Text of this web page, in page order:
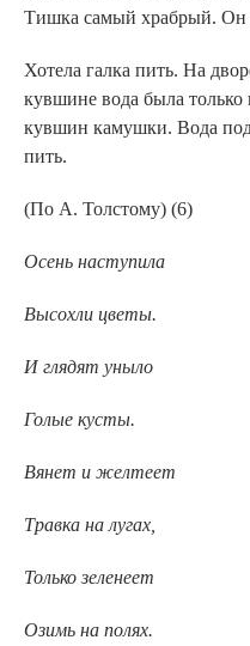
Тишка самый храбрый. Он
Хотела галка пить. На
кувшине вода была только
кувшин камушки. Вода
пить.
(По А. Толстому) (6)
Осень наступила
Высохли цветы.
И глядят уныло
Голые кусты.
Вянет и желтеет
Травка на лугах,
Только зеленеет
Озимь на полях.